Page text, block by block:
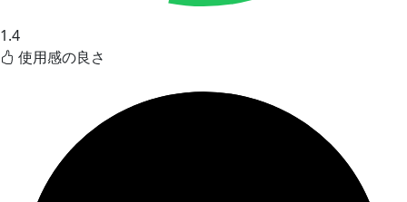
1.4
使用感の良さ